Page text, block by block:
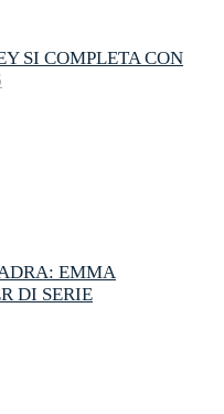
SI COMPLETA CON
EMMA
DI SERIE